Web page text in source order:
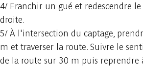
4/ Franchir un gué et redescendre
droite.
5/ À l'intersection du captage,
m et traverser la route. Suivre le
de la route sur 30 m puis reprendre